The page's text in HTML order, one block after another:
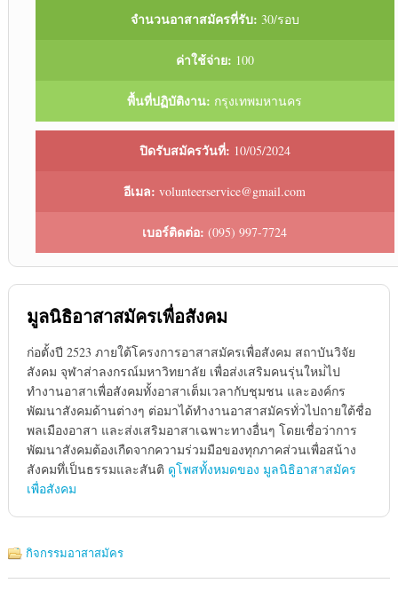
จำนวนอาสาสมัครที่รับ: 30/รอบ
ค่าใช้จ่าย: 100
พื้นที่ปฏิบัติงาน: กรุงเทพมหานคร
ปิดรับสมัครวันที่: 10/05/2024
อีเมล: volunteerservice@gmail.com
เบอร์ติดต่อ: (095) 997-7724
มูลนิธิอาสาสมัครเพื่อสังคม
ก่อตั้งปี 2523 ภายใต้โครงการอาสาสมัครเพื่อสังคม สถาบันวิจัย
สังคม จุฬาส่าลงกรณ์มหาวิทยาลัย เพื่อส่งเสริมคนรุ่นใหม่่ไป
ทำงานอาสาเพื่อสังคมทั้งอาสาเต็มเวลากับชุมชน และองค์กร
พัฒนาสังคมด้านต่างๆ ต่อมาได้ทำงานอาสาสมัครทั่วไปถายใต้ชื่อ
พลเมืองอาสา และส่งเสริมอาสาเฉพาะทางอื่นๆ โดยเชื่อว่าการ
พัฒนาสังคมต้องเกืดจากความร่วมมือของทุกภาคส่วนเพื่อสน้าง
สังคมทึ่เป็นธรรมและสันติ ดูโพสทั้งหมดของ มูลนิธิอาสาสมัคร
เพื่อสังคม
กิจกรรมอาสาสมัคร